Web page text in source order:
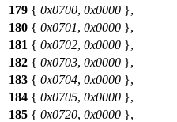
179 { 0x0700, 0x0000 },
180 { 0x0701, 0x0000 },
181 { 0x0702, 0x0000 },
182 { 0x0703, 0x0000 },
183 { 0x0704, 0x0000 },
184 { 0x0705, 0x0000 },
185 { 0x0720, 0x0000 },